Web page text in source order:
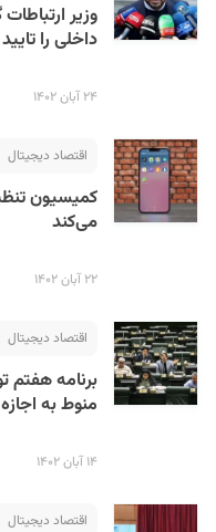
وزیر
داخلی را
۲۴ آبان ۱۴۰۲
اقتصاد دیجیتال
کمیسیون
می‌کند
۲۲ آبان ۱۴۰۲
اقتصاد دیجیتال
برنامه هفتم
منوط به
۱۴ آبان ۱۴۰۲
اقتصاد دیجیتال